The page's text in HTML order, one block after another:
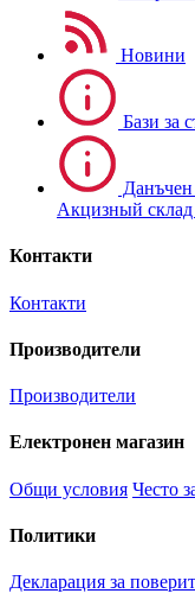
Новини
Бази за
Акцизный склад
Контакти
Контакти
Производители
Производители
Електронен магазин
Общи условия Често
Политики
Декларация за